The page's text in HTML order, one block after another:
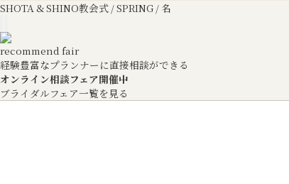
SHOTA & SHINO教会式 / SPRING / 名
recommend fair
経験豊富なプランナーに直接相談ができる
オンライン相談フェア開催中
ブライダルフェア一覧を見る